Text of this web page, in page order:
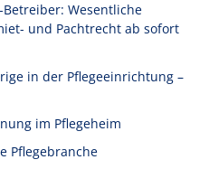
Wesentliche
und Pachtrecht ab sofort
in der Pflegeeinrichtung –
im Pflegeheim
Pflegebranche